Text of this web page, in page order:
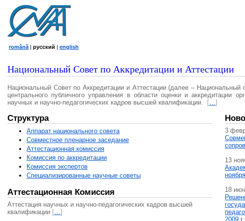
română | русский | english
Национальный Совет по Аккредитации и Аттестации
Национальный Совет по Аккредитации и Аттестации (далее –
центрального публичного управления в области оценки и аккредитации
научных и научно-педагогических кадров высшей квалификации.
[…]
Структура
Аппарат национального совета
Совместное пленарное заседание
Аттестационная комисcия
Комиссия по аккредитации
Комиссия экспертов
Специализированные научные советы
Аттестационная Комиссия
Аттестация научных и научно-педагогических кадров высшей
квалификации […]
3
13
18
2009